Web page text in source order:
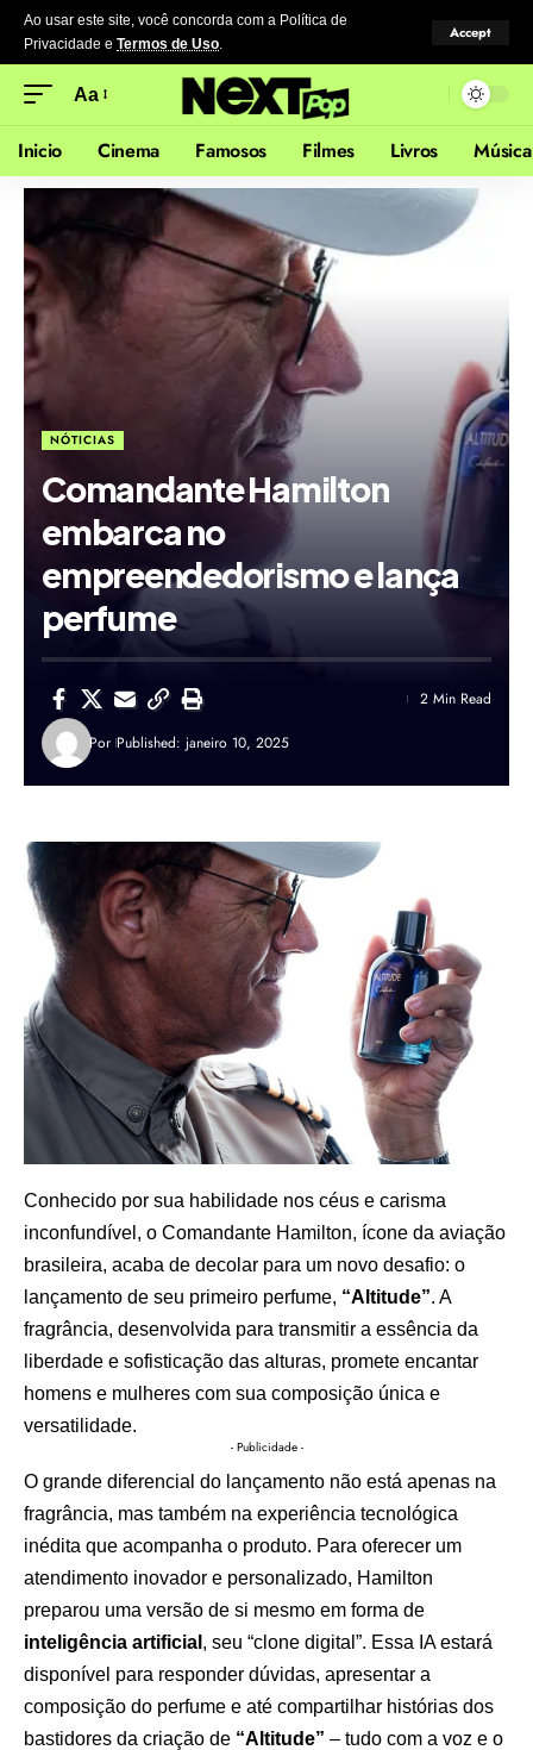
Ao usar este site, você concorda com a Política de
Privacidade e Termos de Uso.
Accept
Aa
Inicio Cinema Famosos Filmes Livros Música
NÓTICIAS
Comandante Hamilton
embarca no
empreendedorismo e lança
perfume
Por Published: janeiro 10, 2025
2 Min Read
Conhecido por sua habilidade nos céus e carisma
inconfundível, o Comandante Hamilton, ícone da aviação
brasileira, acaba de decolar para um novo desafio: o
lançamento de seu primeiro perfume, “Altitude”. A
fragrância, desenvolvida para transmitir a essência da
liberdade e sofisticação das alturas, promete encantar
homens e mulheres com sua composição única e
versatilidade.
- Publicidade -
O grande diferencial do lançamento não está apenas na
fragrância, mas também na experiência tecnológica
inédita que acompanha o produto. Para oferecer um
atendimento inovador e personalizado, Hamilton
preparou uma versão de si mesmo em forma de
inteligência artificial , seu “clone digital”. Essa IA estará
disponível para responder dúvidas, apresentar a
composição do perfume e até compartilhar histórias dos
bastidores da criação de “Altitude” – tudo com a voz e o